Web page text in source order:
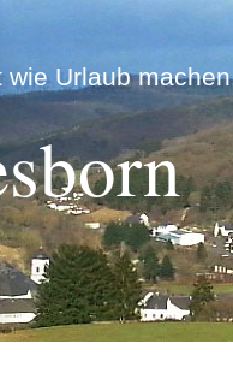
wie Urlaub